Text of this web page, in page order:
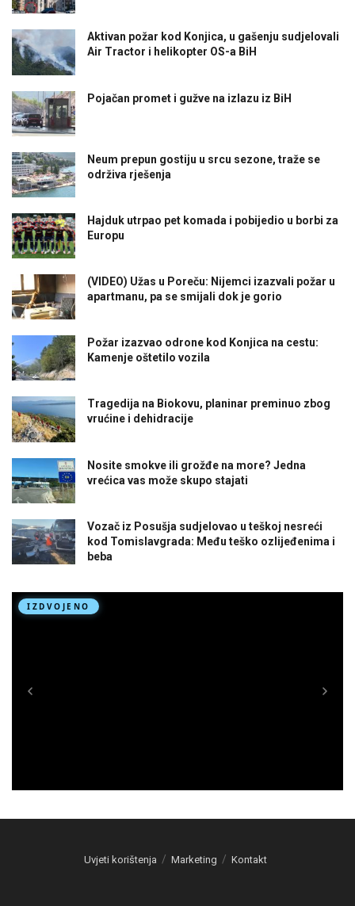
Aktivan požar kod Konjica, u gašenju sudjelovali
Air Tractor i helikopter OS-a BiH
Pojačan promet i gužve na izlazu iz BiH
Neum prepun gostiju u srcu sezone, traže se
održiva rješenja
Hajduk utrpao pet komada i pobijedio u borbi za
Europu
(VIDEO) Užas u Poreču: Nijemci izazvali požar u
apartmanu, pa se smijali dok je gorio
Požar izazvao odrone kod Konjica na cestu:
Kamenje oštetilo vozila
Tragedija na Biokovu, planinar preminuo zbog
vrućine i dehidracije
Nosite smokve ili grožđe na more? Jedna
vrećica vas može skupo stajati
Vozač iz Posušja sudjelovao u teškoj nesreći
kod Tomislavgrada: Među teško ozlijeđenima i
beba
Uvjeti korištenja Marketing Kontakt